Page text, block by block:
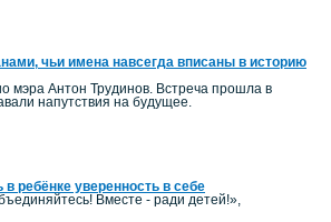
чьи имена навсегда вписаны в историю
мэра Антон Трудинов. Встреча прошла в
напутствия на будущее.
ребёнке уверенность в себе
Вместе - ради детей!»,